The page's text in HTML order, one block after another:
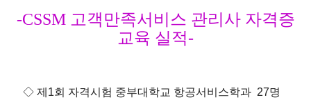
게
게
-CSSM 고객만족서비스 관리사 자격증
교육 실적-
◇ 제1회 자격시험 중부대학교 항공서비스학과 27명